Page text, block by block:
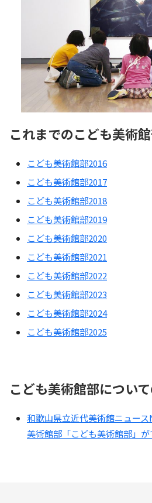
これまでのこども美術
こども美術館部2016
こども美術館部2017
こども美術館部2018
こども美術館部2019
こども美術館部2020
こども美術館部2021
こども美術館部2022
こども美術館部2023
こども美術館部2024
こども美術館部2025
こども美術館部につい
和歌山県立近代美術館ニュー
美術館部「こども美術館部」